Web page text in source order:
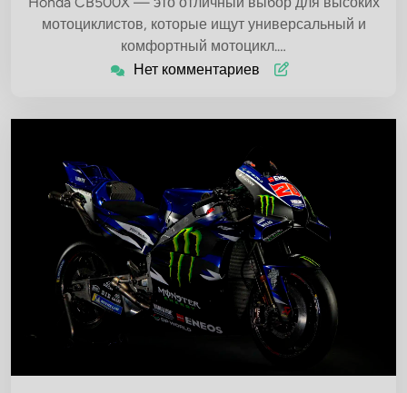
мотоциклистов, которые ищут универсальный и
комфортный мотоцикл.…
Нет комментариев